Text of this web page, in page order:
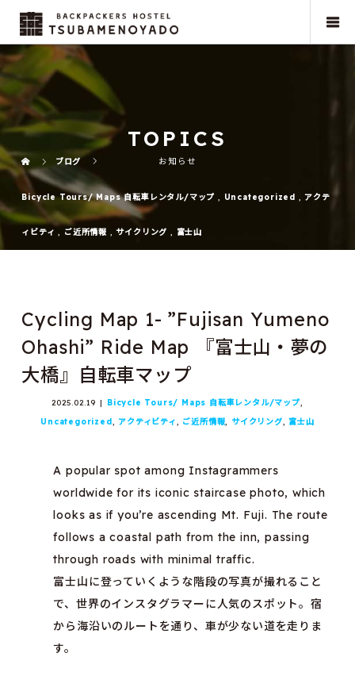
TOPICS
お知らせ
ブログ
Bicycle Tours/ Maps 自転車レンタル/マップ , Uncategorized ,アクテ
ィビティ , ご近所情報 , サイクリング , 富士山
Cycling Map 1- ”Fujisan Yumeno
Ohashi” Ride Map 『富士山・夢の
大橋』自転車マップ
2025.02.19 Bicycle Tours/ Maps 自転車レンタル/マップ,
Uncategorized,アクティビティ, ご近所情報, サイクリング, 富士山
A popular spot among Instagrammers
worldwide for its iconic staircase photo, which
looks as if you’re ascending Mt. Fuji. The route
follows a coastal path from the inn, passing
through roads with minimal traffic.
富士山に登っていくような階段の写真が撮れること
で、世界のインスタグラマーに人気のスポット。宿
から海沿いのルートを通り、車が少ない道を走りま
す。